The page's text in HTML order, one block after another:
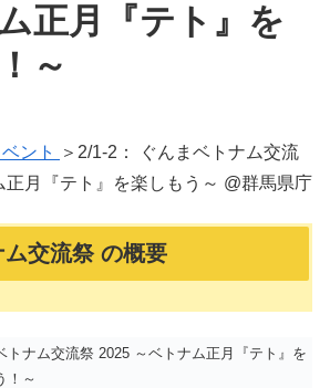
正月『テト』を
～
ント
＞2/1-2： ぐんまベトナム交流
正月『テト』を楽しもう～ @群馬県庁
ム交流祭 の概要
トナム交流祭 2025 ～ベトナム正月『テト』を
！～